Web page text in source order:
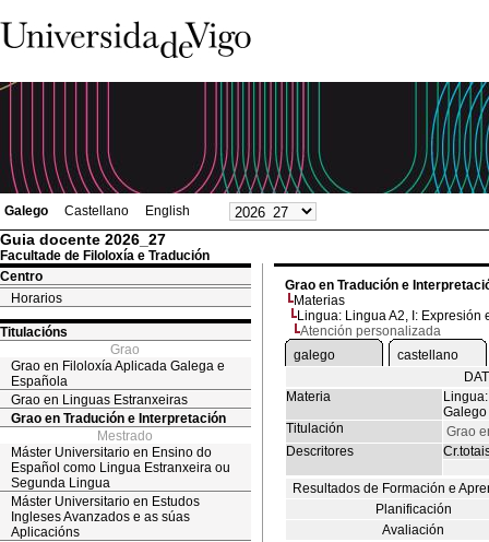
Galego Castellano English
Guia docente 2026_27
Facultade de Filoloxía e Tradución
Centro
Horarios
Titulacións
Grao
Grao en Filoloxía Aplicada Galega e
Española
Grao en Linguas Estranxeiras
Grao en Tradución e Interpretación
Mestrado
Máster Universitario en Ensino do
Español como Lingua Estranxeira ou
Segunda Lingua
Máster Universitario en Estudos
Ingleses Avanzados e as súas
Aplicacións
Grao en Tradución e
Materias
Lingua: Lingua A2, I: Expresión
Atención personalizada
galego
castellano
Materia
Galego
Titulación
Grao
Descritores
Resultados de Formación e
Planificación
Avaliación